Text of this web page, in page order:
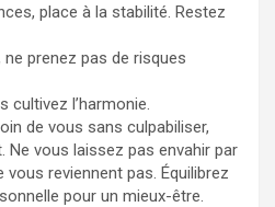
place à la stabilité. Restez
prenez pas de risques
cultivez l’harmonie.
de vous sans culpabiliser,
Ne vous laissez pas envahir par
reviennent pas. Équilibrez
pour un mieux-être.